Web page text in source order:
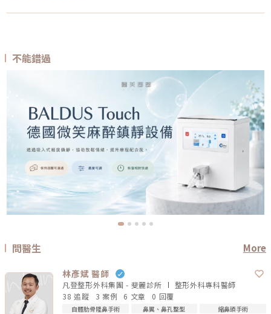
不能錯過
問醫生 More
林彥斌 醫師
凡登整形外科集團 - 斐麗診所 整形外科專科醫師
38 追蹤
3 案例 6 文章 0 回覆
自體肋骨隆鼻手術 鼻翼、鼻孔整型
縮鼻頭手術